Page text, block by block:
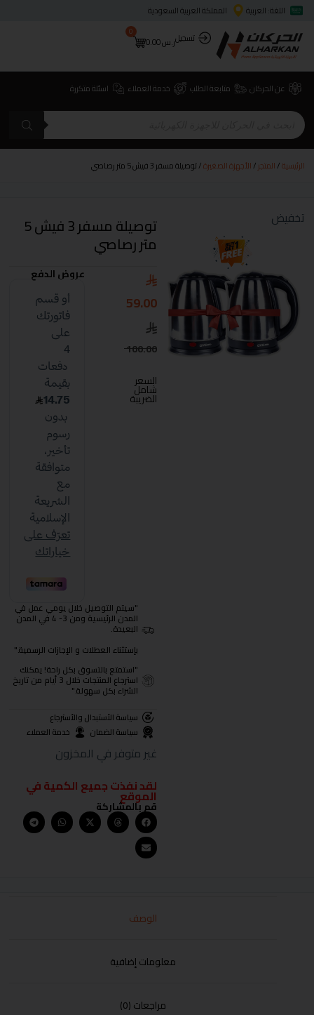
اللغة: العربية
المملكة العربية السعودية
تسجيلر.س0.00
0
عن الحركان متابعة الطلب خدمة العملاء اسئلة متكررة
الرئيسية/المتجر/الأجهزة الصغيرة/ توصيلة مسفر 3 فيش 5 متر رصاصي
تخفيض توصيلة مسفر 3 فيش 5
متر رصاصي
100.00
59.00
السعر
شامل
الضريبة
عروض الدفع
"سيتم التوصيل خلال يومي عمل في
المدن الرئيسية ومن 3- 4 في المدن
البعيدة.
بإستثناء العطلات و الإجازات الرسمية."
"استمتع بالتسوق بكل راحة! يمكنك
استرجاع المنتجات خلال 3 أيام من تاريخ
الشراء بكل سهولة."
سياسة الأستبدال والأسترجاع
سياسة الضمان
خدمة العملاء
غير متوفر في المخزون
لقد نفذت جميع الكمية في
الموقع
قم بالمشاركة
الوصف
معلومات إضافية
مراجعات (0)